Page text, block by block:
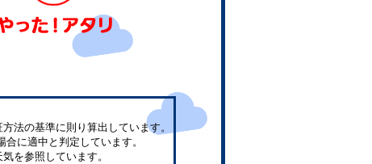
法の基準に則り算出しています。
合に適中と判定しています。
気を参照しています。